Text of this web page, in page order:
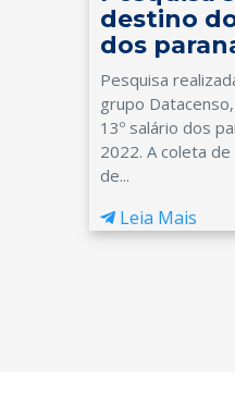
destino
dos
Pesquisa
grupo
13º salário dos
2022. A coleta
de...
Leia Mais